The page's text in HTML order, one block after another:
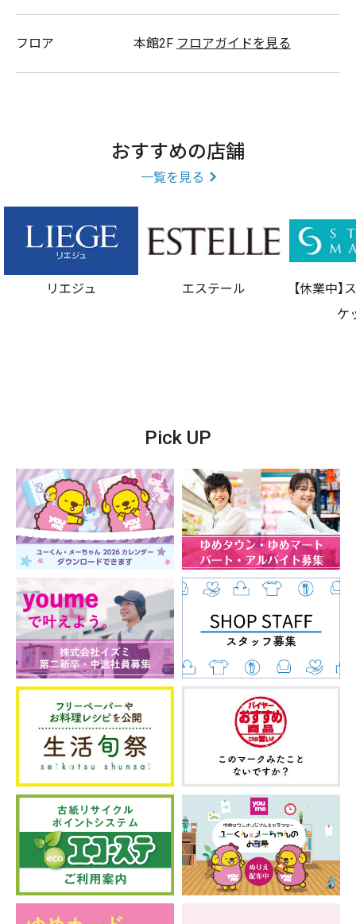
ー コーチ アルマーニ ディーゼル オメガ タグホ
BAG 財布・小物 時計 ジュエリー アクセサリー フ
ァッション衣料 雑貨 フレグランスなど
フロア 本館2F フロアガイドを見る
おすすめの店舗
一覧を見る
リエジュ エステール
【休業中】
ケ
Pick UP